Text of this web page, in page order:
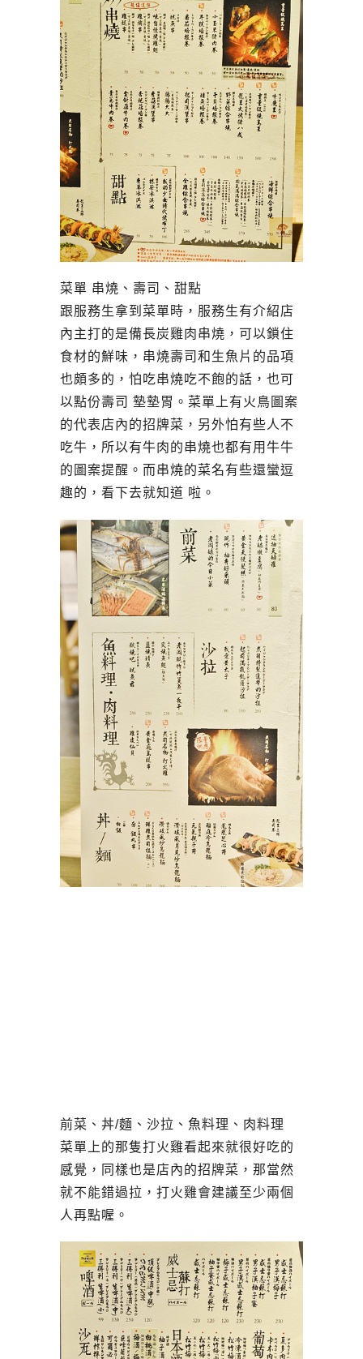
菜單 串燒、壽司、甜點
跟服務生拿到菜單時，服務生有介紹店
內主打的是備長炭雞肉串燒，可以鎖住
食材的鮮味，串燒壽司和生魚片的品項
也頗多的，怕吃串燒吃不飽的話，也可
以點份壽司 墊墊胃。菜單上有火鳥圖案
的代表店內的招牌菜，另外怕有些人不
吃牛，所以有牛肉的串燒也都有用牛牛
的圖案提醒。而串燒的菜名有些還蠻逗
趣的，看下去就知道 啦。
前菜、丼/麵、沙拉、魚料理、肉料理
菜單上的那隻打火雞看起來就很好吃的
感覺，同樣也是店內的招牌菜，那當然
就不能錯過拉，打火雞會建議至少兩個
人再點喔。